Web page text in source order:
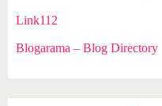
Link112
Blogarama – Blog Directory